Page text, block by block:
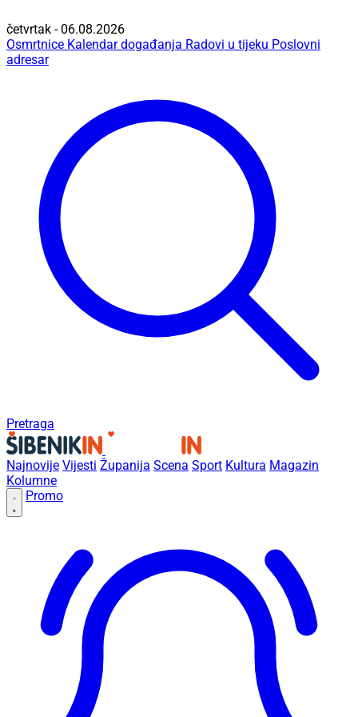
četvrtak - 06.08.2026
Osmrtnice Kalendar događanja Radovi u tijeku Poslovni
adresar
Pretraga
Najnovije Vijesti Županija Scena Sport Kultura Magazin
Kolumne
Promo